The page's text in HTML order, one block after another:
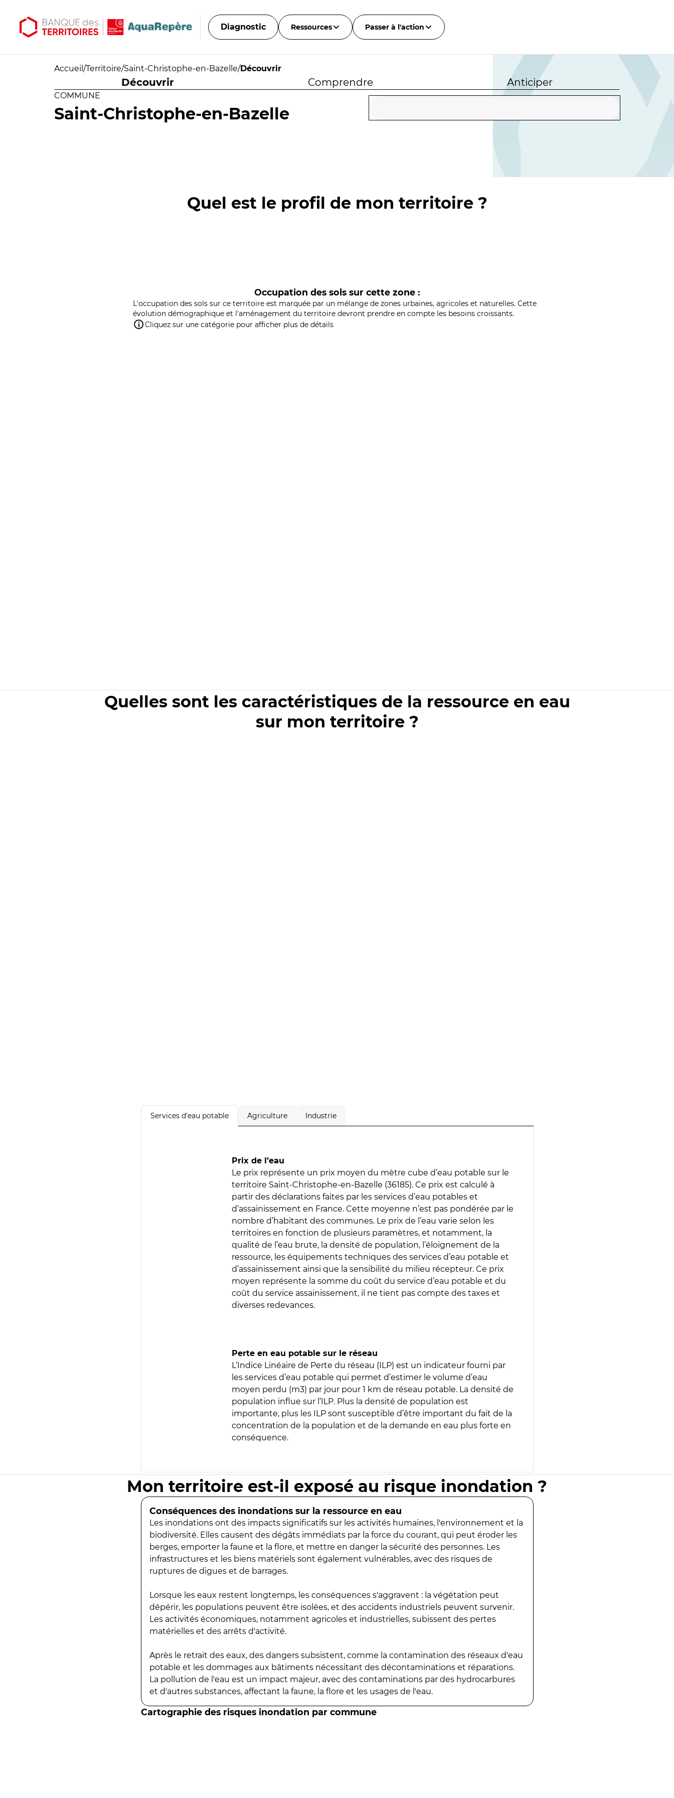
Diagnostic Ressources Passer à l'action
Accueil /Territoire/Saint-Christophe-en-Bazelle/Découvrir
Découvrir Comprendre Anticiper
COMMUNE
Saint-Christophe-en-Bazelle
Quel est le profil de mon territoire ?
Occupation des sols sur cette zone :
L'occupation des sols sur ce territoire est marquée par un mélange de zones urbaines, agricoles et naturelles. Cette
évolution démographique et l'aménagement du territoire devront prendre en compte les besoins croissants.
Cliquez sur une catégorie pour afficher plus de détails
Quelles sont les caractéristiques de la ressource en eau
sur mon territoire ?
Services d'eau potable Agriculture Industrie
Prix de l’eau
Le prix représente un prix moyen du mètre cube d’eau potable sur le
territoire Saint-Christophe-en-Bazelle (36185). Ce prix est calculé à
partir des déclarations faites par les services d’eau potables et
d’assainissement en France. Cette moyenne n’est pas pondérée par le
nombre d’habitant des communes. Le prix de l’eau varie selon les
territoires en fonction de plusieurs paramètres, et notamment, la
qualité de l’eau brute, la densité de population, l’éloignement de la
ressource, les équipements techniques des services d’eau potable et
d’assainissement ainsi que la sensibilité du milieu récepteur. Ce prix
moyen représente la somme du coût du service d’eau potable et du
coût du service assainissement, il ne tient pas compte des taxes et
diverses redevances.
Perte en eau potable sur le réseau
L’Indice Linéaire de Perte du réseau (ILP) est un indicateur fourni par
les services d’eau potable qui permet d’estimer le volume d’eau
moyen perdu (m3) par jour pour 1 km de réseau potable. La densité de
population influe sur l’ILP. Plus la densité de population est
importante, plus les ILP sont susceptible d’être important du fait de la
concentration de la population et de la demande en eau plus forte en
conséquence.
Mon territoire est-il exposé au risque inondation ?
Conséquences des inondations sur la ressource en eau
Les inondations ont des impacts significatifs sur les activités humaines, l'environnement et la
biodiversité. Elles causent des dégâts immédiats par la force du courant, qui peut éroder les
berges, emporter la faune et la flore, et mettre en danger la sécurité des personnes. Les
infrastructures et les biens matériels sont également vulnérables, avec des risques de
ruptures de digues et de barrages.
Lorsque les eaux restent longtemps, les conséquences s'aggravent : la végétation peut
dépérir, les populations peuvent être isolées, et des accidents industriels peuvent survenir.
Les activités économiques, notamment agricoles et industrielles, subissent des pertes
matérielles et des arrêts d'activité.
Après le retrait des eaux, des dangers subsistent, comme la contamination des réseaux d'eau
potable et les dommages aux bâtiments nécessitant des décontaminations et réparations.
La pollution de l'eau est un impact majeur, avec des contaminations par des hydrocarbures
et d'autres substances, affectant la faune, la flore et les usages de l'eau.
Cartographie des risques inondation par commune